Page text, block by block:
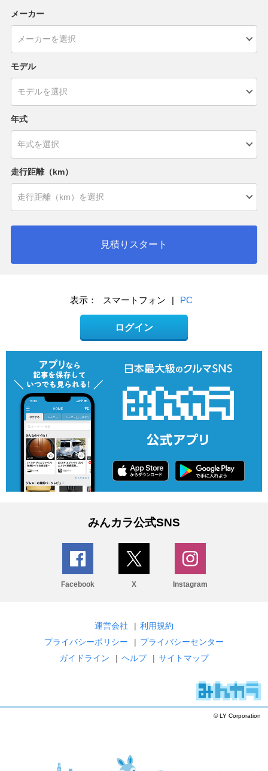
メーカー
モデル
年式
走行距離（km）
見積りスタート
表示： スマートフォン | PC
ログイン
みんカラ公式SNS
Facebook X Instagram
運営会社 | 利用規約
プライバシーポリシー
| プライバシーセンター
ガイドライン
| ヘルプ | サイトマップ
© LY Corporation